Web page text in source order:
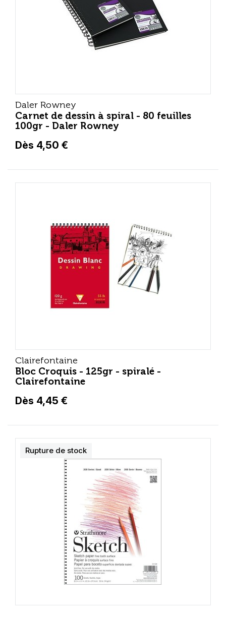
Daler Rowney
Carnet de dessin à spiral - 80 feuilles
100gr - Daler Rowney
Dès 4,50 €
Clairefontaine
Bloc Croquis - 125gr - spiralé -
Clairefontaine
Dès 4,45 €
Rupture de stock